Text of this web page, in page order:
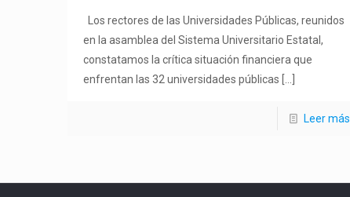
Los rectores de las Universidades Públicas, reunidos
en la asamblea del Sistema Universitario Estatal,
constatamos la crítica situación financiera que
enfrentan las 32 universidades públicas
Leer más